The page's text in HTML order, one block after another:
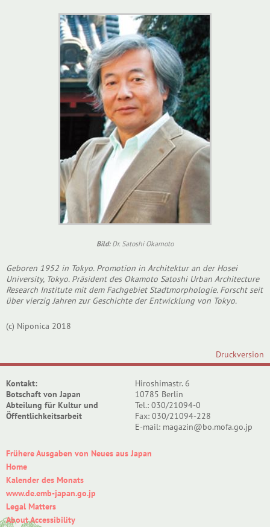
Bild:Dr. Satoshi Okamoto
Geboren 1952 in Tokyo. Promotion in Architektur an der Hosei
University, Tokyo. Präsident des Okamoto Satoshi Urban Architecture
Research Institute mit dem Fachgebiet Stadtmorphologie. Forscht seit
über vierzig Jahren zur Geschichte der Entwicklung von Tokyo.
(c) Niponica 2018
Druckversion
Kontakt:
Botschaft von Japan
Abteilung für Kultur und
Öffentlichkeitsarbeit
Hiroshimastr. 6
10785 Berlin
Tel.: 030/21094-0
Fax: 030/21094-228
E-mail: magazin@bo.mofa.go.jp
Frühere Ausgaben von Neues aus Japan
Home
Kalender des Monats
www.de.emb-japan.go.jp
Legal Matters
About Accessibility